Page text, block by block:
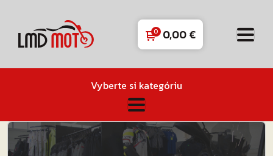
0,00€
Vyberte si kategóriu